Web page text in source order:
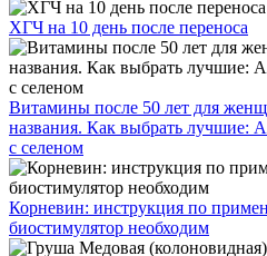
ХГЧ на 10 день после переноса
Витамины после 50 лет для
названия. Как выбрать лучшие:
с селеном
Корневин: инструкция по
биостимулятор необходим